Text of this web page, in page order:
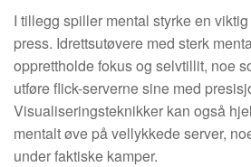
I tillegg spiller mental styrke en
press. Idrettsutøvere med sterk
opprettholde fokus og selvtillit, noe
utføre flick-serverne sine med
Visualiseringsteknikker kan også
mentalt øve på vellykkede server,
under faktiske kamper.